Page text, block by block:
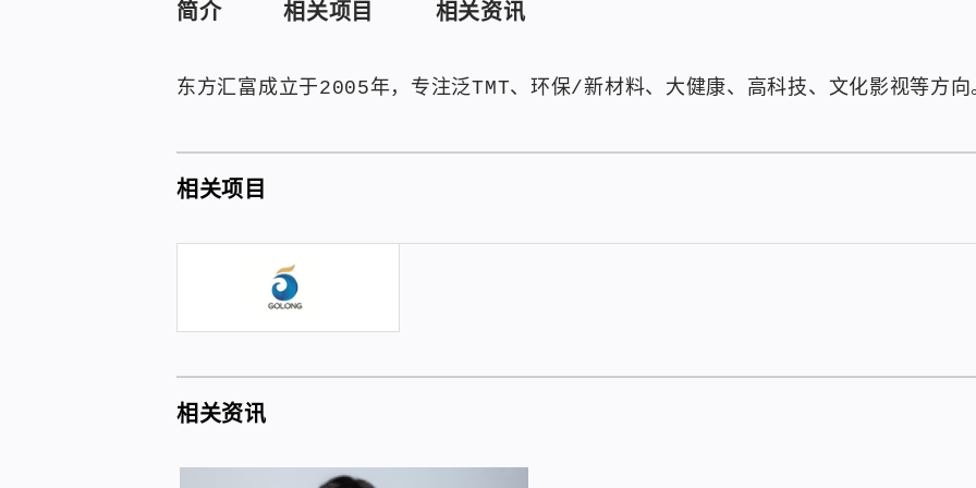
简介 相关项目 相关资讯
东方汇富成立于2005年，专注泛TMT、环保/新材料、大健康、高科技、文化影视等方向
相关项目
相关资讯